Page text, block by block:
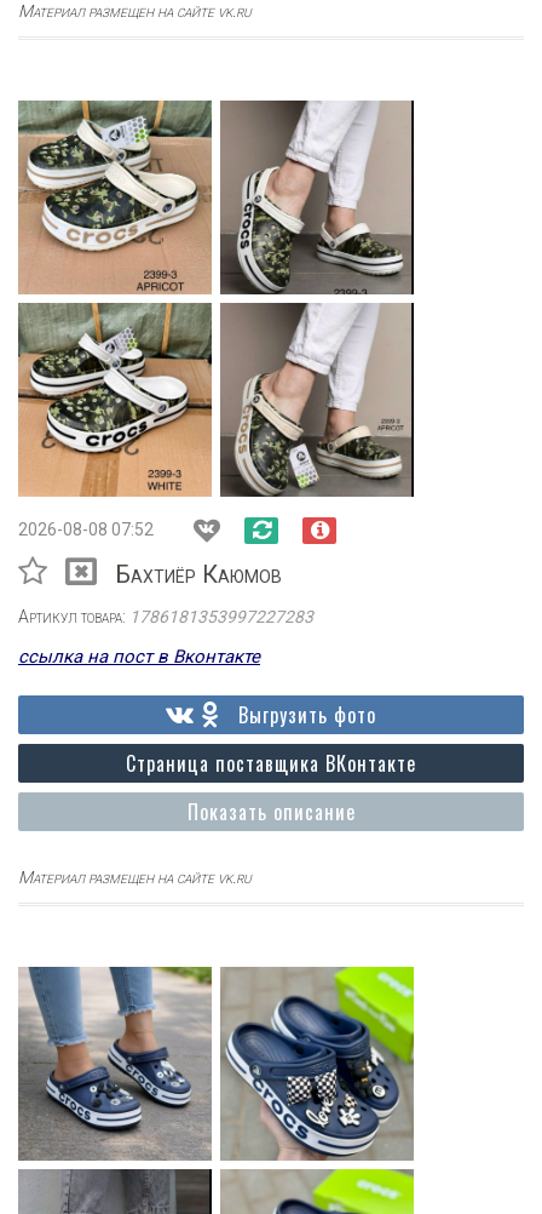
Материал размещен на сайте vk.ru
2026-08-08 07:52
Бахтиёр Каюмов
Артикул товара: 1786181353997227283
ссылка на пост в Вконтакте
Показать описание
Страница поставщика ВКонтакте
Выгрузить фото
Материал размещен на сайте vk.ru